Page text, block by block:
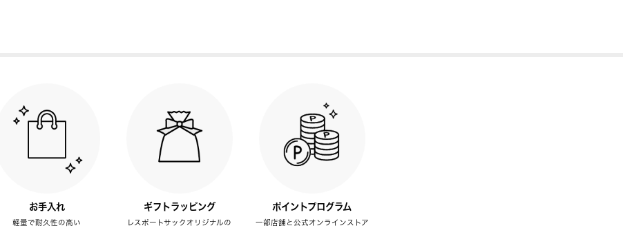
お手入れ
軽量で耐久性の高い
ギフトラッピング
レスポートサックオリジナルの
ポイントプログラム
一部店舗と公式オンラインストア